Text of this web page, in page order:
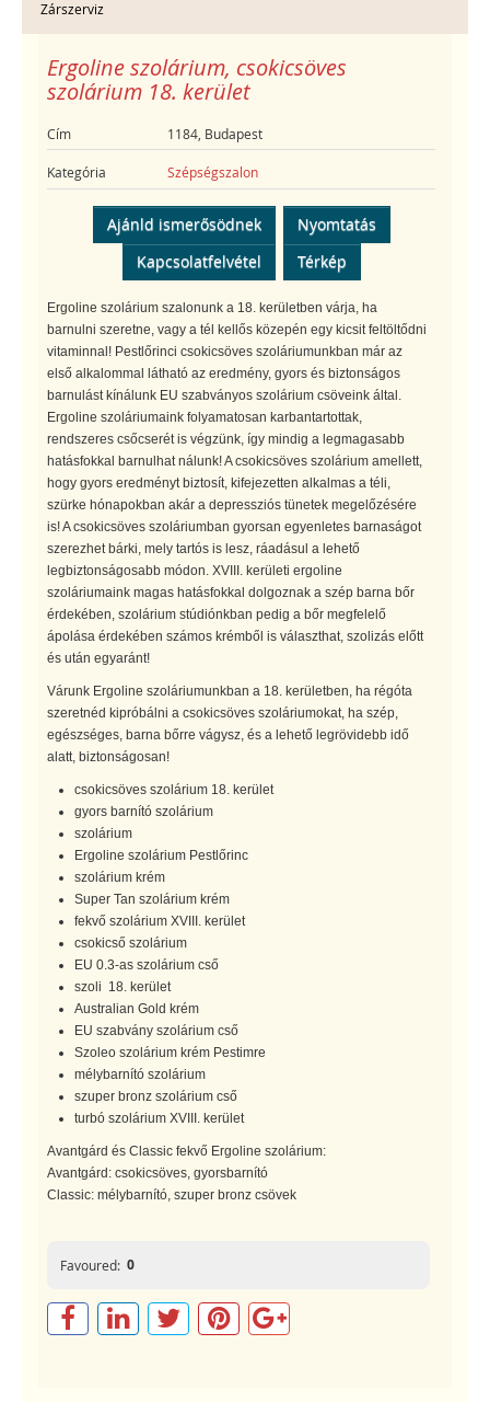
Zárszerviz
Ergoline szolárium, csokicsöves
szolárium 18. kerület
Cím 1184, Budapest
Kategória Szépségszalon
Ajánld ismerősödnek
Nyomtatás
Kapcsolatfelvétel
Térkép
Ergoline szolárium szalonunk a 18. kerületben várja, ha
barnulni szeretne, vagy a tél kellős közepén egy kicsit feltöltődni
vitaminnal! Pestlőrinci csokicsöves szoláriumunkban már az
első alkalommal látható az eredmény, gyors és biztonságos
barnulást kínálunk EU szabványos szolárium csöveink által.
Ergoline szoláriumaink folyamatosan karbantartottak,
rendszeres csőcserét is végzünk, így mindig a legmagasabb
hatásfokkal barnulhat nálunk! A csokicsöves szolárium amellett,
hogy gyors eredményt biztosít, kifejezetten alkalmas a téli,
szürke hónapokban akár a depressziós tünetek megelőzésére
is! A csokicsöves szoláriumban gyorsan egyenletes barnaságot
szerezhet bárki, mely tartós is lesz, ráadásul a lehető
legbiztonságosabb módon. XVIII. kerületi ergoline
szoláriumaink magas hatásfokkal dolgoznak a szép barna bőr
érdekében, szolárium stúdiónkban pedig a bőr megfelelő
ápolása érdekében számos krémből is választhat, szolizás előtt
és után egyaránt!
Várunk Ergoline szoláriumunkban a 18. kerületben, ha régóta
szeretnéd kipróbálni a csokicsöves szoláriumokat, ha szép,
egészséges, barna bőrre vágysz, és a lehető legrövidebb idő
alatt, biztonságosan!
csokicsöves szolárium 18. kerület
gyors barnító szolárium
szolárium
Ergoline szolárium Pestlőrinc
szolárium krém
Super Tan szolárium krém
fekvő szolárium XVIII. kerület
csokicső szolárium
EU 0.3-as szolárium cső
szoli 18. kerület
Australian Gold krém
EU szabvány szolárium cső
Szoleo szolárium krém Pestimre
mélybarnító szolárium
szuper bronz szolárium cső
turbó szolárium XVIII. kerület
Avantgárd és Classic fekvő Ergoline szolárium:
Avantgárd: csokicsöves, gyorsbarnító
Classic: mélybarnító, szuper bronz csövek
Favoured: 0